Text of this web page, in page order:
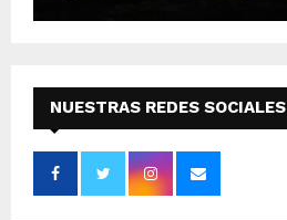
NUESTRAS REDES SOCIALES